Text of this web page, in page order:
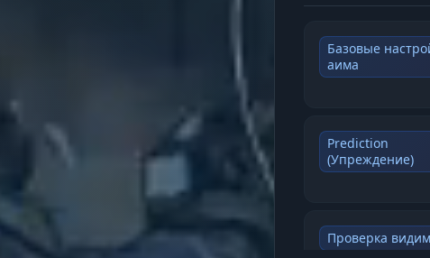
Базовые
аима
Prediction
(Упреждение)
Проверка